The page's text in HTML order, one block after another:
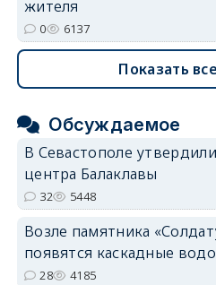
жителя
0 6137
Показать
Обсуждаемое
В Севастополе
центра Балаклавы
32 5448
Возле памятника
появятся каскадные
28 4185